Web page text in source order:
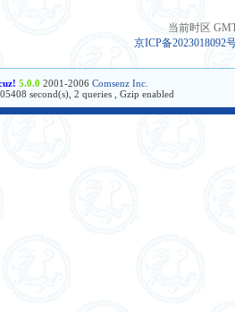
当前时区
京ICP备2023018092
5.0.0 2001-2006 Comsenz Inc.
second(s), 2 queries , Gzip enabled